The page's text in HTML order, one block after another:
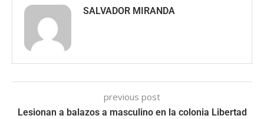
SALVADOR MIRANDA
previous post
Lesionan a balazos a masculino en la colonia Libertad